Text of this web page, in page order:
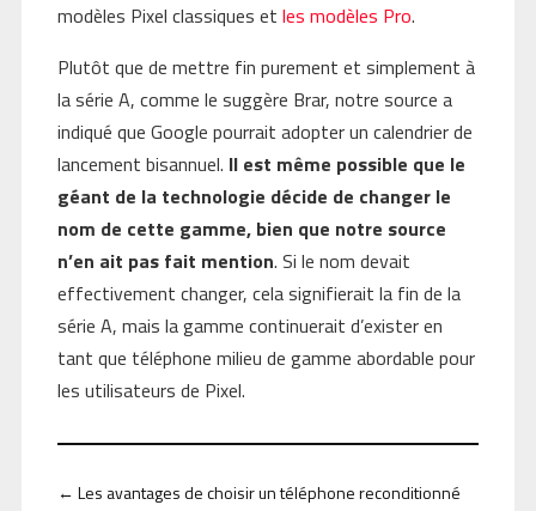
modèles Pixel classiques et les modèles Pro.
Plutôt que de mettre fin purement et simplement à
la série A, comme le suggère Brar, notre source a
indiqué que Google pourrait adopter un calendrier de
lancement bisannuel. Il est même possible que le
géant de la technologie décide de changer le
nom de cette gamme, bien que notre source
n’en ait pas fait mention. Si le nom devait
effectivement changer, cela signifierait la fin de la
série A, mais la gamme continuerait d’exister en
tant que téléphone milieu de gamme abordable pour
les utilisateurs de Pixel.
← Les avantages de choisir un téléphone reconditionné